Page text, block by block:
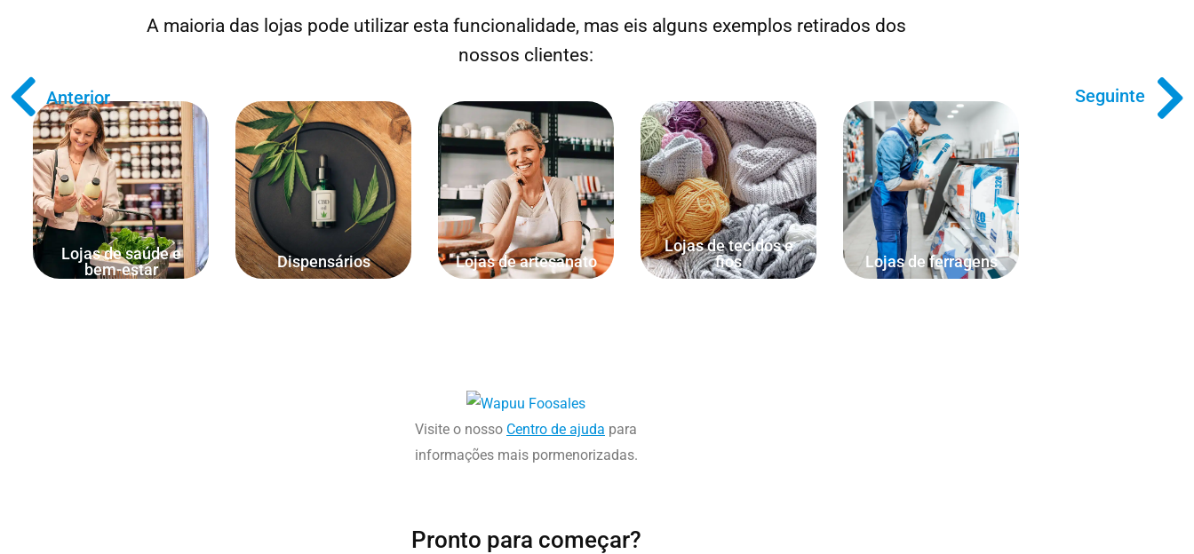
A maioria das lojas pode utilizar esta funcionalidade, mas eis alguns exemplos retirados dos
nossos clientes:
Lojas de saúde e
bem-estar
Venda por peso, número de
colheres ou quantidade de
comprimidos.
Dispensários
Vender por peso (gramas,
onças, quilogramas, libras,
etc.)
Lojas de artesanato
Venda pelo número de
contas, comprimento do fio,
peso dos materiais ou
volume do líquido.
Lojas de tecidos e
fios
Vender pelo comprimento do
tecido ou do fio.
Lojas de ferragens
Venda pelo número de
pregos, comprimento do fio
elétrico ou corda, metro
quadrado de pavimento ou
peso dos materiais de
construção.
Visite o nosso Centro de ajuda para
informações mais pormenorizadas.
Pronto para começar?
Seguinte
Anterior